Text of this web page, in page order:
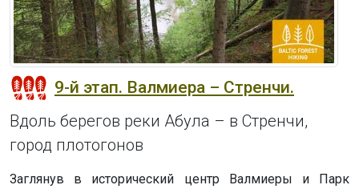
9-й этап. Валмиера – Стренчи.
Вдоль берегов реки Абула – в Стренчи,
город плотогонов
Заглянув в исторический центр Валмиеры и Парк